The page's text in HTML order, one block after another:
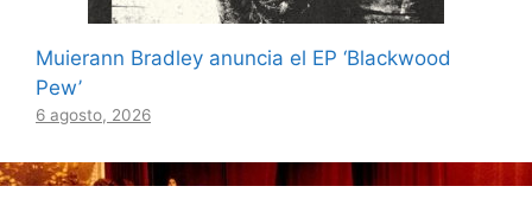
Muierann Bradley anuncia el EP ‘Blackwood
Pew’
6 agosto, 2026